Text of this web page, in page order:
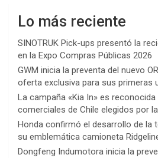
Lo más reciente
SINOTRUK Pick-ups presentó la
en la Expo Compras Públicas 2026
GWM inicia la preventa del nuevo
oferta exclusiva para sus primeras
La campaña «Kia In» es
comerciales de Chile elegidos por
Honda confirmó el desarrollo de la
su emblemática camioneta
Dongfeng Indumotora inicia la